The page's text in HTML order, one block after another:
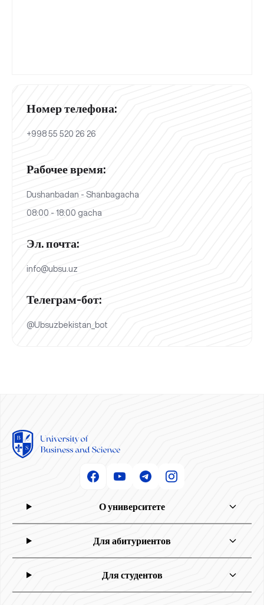
Номер телефона:
+998 55 520 26 26
Рабочее время:
Dushanbadan - Shanbagacha
08:00 - 18:00 gacha
Эл. почта:
info@ubsu.uz
Телеграм-бот:
@Ubsuzbekistan_bot
О университете
Для абитуриентов
Для студентов